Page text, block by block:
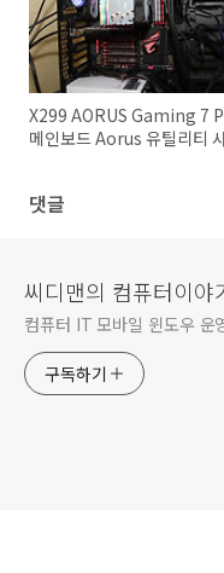
X299 AORUS Gaming 7
메인보드 Aorus 유틸리티
댓글
씨디맨의 컴퓨터이야
컴퓨터 IT 모바일 윈도우 운
구독하기